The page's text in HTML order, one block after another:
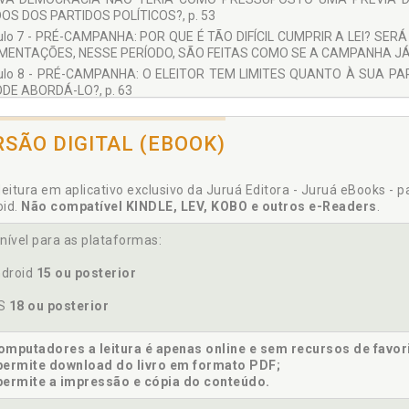
DOS PARTIDOS POLÍTICOS?, p. 53
7 - PRÉ-CAMPANHA: POR QUE É TÃO DIFÍCIL CUMPRIR A LEI?
NESSE PERÍODO, SÃO FEITAS COMO SE A CAMPANHA
8 - PRÉ-CAMPANHA: O ELEITOR TEM LIMITES QUANTO À SUA
ABORDÁ-LO?, p. 63
SUA TRANSMISSÃO?, p. 67
O CONTROLE DE RECEITAS E GASTOS NESSE PERÍODO?
NESSA FASE DO PROCESSO ELEITORAL? SERÁ QUE PODE SER
VIRTUAL?, p. 71
11 - PRÉ-CAMPANHA: A CORRETA COMPREENSÃO DA
DE FINANCIAMENTO COLETIVO SIGNIFICA AUTORIZAÇÃO
12-A - A NOVA REDAÇÃO DO INCISO V E A AUTORIZAÇÃO DAS
12-B - O INCISO VIII E A MANIFESTAÇÃO ESPONTÂNEA EM
13 - É RAZOÁVEL QUE AS PUBLICAÇÕES EM GERAL DO PODER
A VEDAÇÃO NATURAL PELA QUESTÃO CULTURAL E
O PERFIL PESSOAL E O INSTITUCIONAL. DISTINÇÕES, p. 87
14 - PRÉ-CAMPANHA, PONDERAÇÕES FINAIS: PODEMOS
DIGITAL (EBOOK)
em aplicativo exclusivo da Juruá Editora - Juruá eBooks -
Não compatível KINDLE, LEV, KOBO e outros e-Readers.
para as plataformas:
15 ou posterior
18 ou posterior
a leitura é apenas online e sem recursos de
download do livro em formato PDF;
a impressão e cópia do conteúdo.